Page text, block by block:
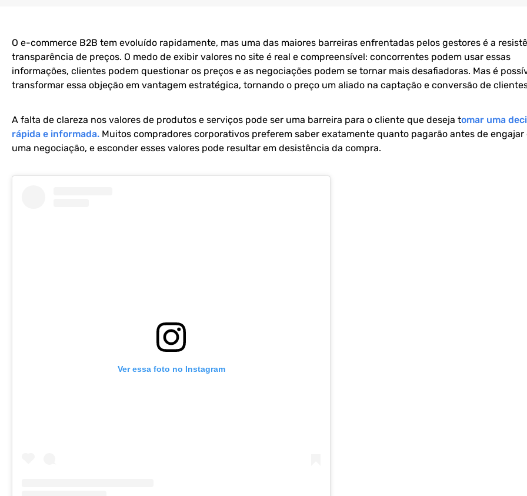
O e-commerce B2B tem evoluído rapidamente, mas uma das maiores barreiras enfrentadas pelos gestores é a
transparência de preços. O medo de exibir valores no site é real e compreensível: concorrentes podem usar essas
informações, clientes podem questionar os preços e as negociações podem se tornar mais desafiadoras. Mas é
transformar essa objeção em vantagem estratégica, tornando o preço um aliado na captação e conversão de
A falta de clareza nos valores de produtos e serviços pode ser uma barreira para o cliente que deseja tomar uma
rápida e informada. Muitos compradores corporativos preferem saber exatamente quanto pagarão antes de engajar
uma negociação, e esconder esses valores pode resultar em desistência da compra.
Ver essa foto no Instagram